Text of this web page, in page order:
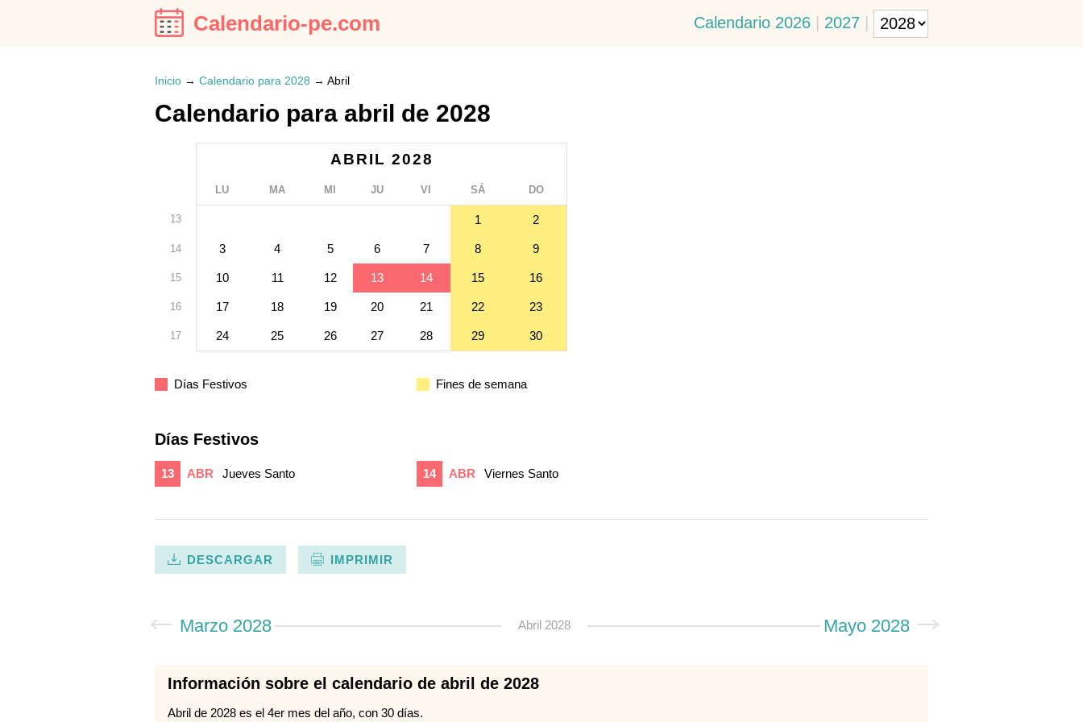
Calendario-pe.com Calendario 2026 | 2027 |
Inicio → Calendario para 2028 → Abril
Calendario para abril de 2028
ABRIL 2028
LU MA MI JU VI SÁ DO
13 1 2
14 3 4 5 6 7 8 9
15 10 11 12 13 14 15 16
16 17 18 19 20 21 22 23
17 24 25 26 27 28 29 30
Días Festivos Fines de semana
Días Festivos
13 ABR Jueves Santo 14 ABR Viernes Santo
DESCARGAR IMPRIMIR
Marzo 2028 Abril 2028 Mayo 2028
Información sobre el calendario de abril de 2028
Abril de 2028 es el 4er mes del año, con 30 días.